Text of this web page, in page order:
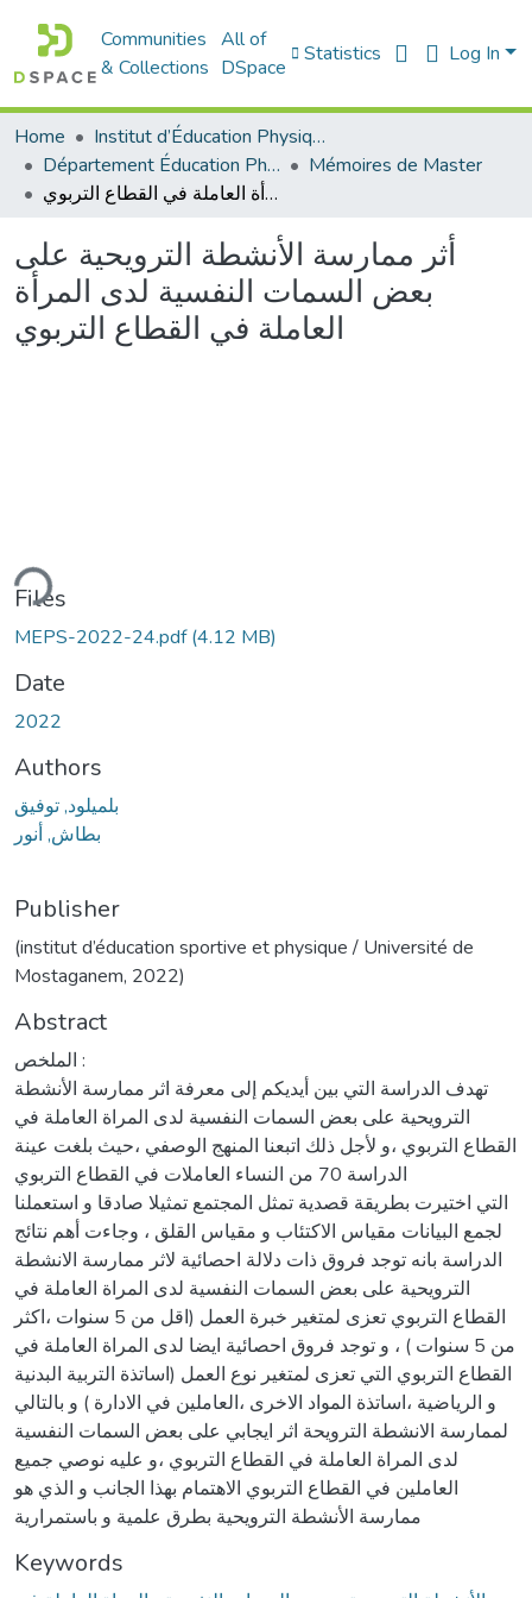
Communities
& Collections
All of
DSpace
Statistics Log In
Home
Institut d’Éducation Physique et Sportive
Département Éducation Physique et Sportive (EPS)
Mémoires de Master
أثر ممارسة الأنشطة الترويحية على بعض السمات النفسية لدى المرأة العاملة في القطاع التربوي
أثر ممارسة الأنشطة الترويحية على
بعض السمات النفسية لدى المرأة
العاملة في القطاع التربوي
Files
MEPS-2022-24.pdf(4.12 MB)
Date
2022
Authors
بلميلود, توفيق
بطاش, أنور
Publisher
(institut d’éducation sportive et physique / Université de
Mostaganem, 2022)
Abstract
الملخص :
تهدف الدراسة التي بين أيديكم إلى معرفة اثر ممارسة الأنشطة
الترويحية على بعض السمات النفسية لدى المراة العاملة في
القطاع التربوي ،و لأجل ذلك اتبعنا المنهج الوصفي ،حيث بلغت عينة
الدراسة 70 من النساء العاملات في القطاع التربوي
التي اختيرت بطريقة قصدية تمثل المجتمع تمثيلا صادقا و استعملنا
لجمع البيانات مقياس الاكتئاب و مقياس القلق ، وجاءت أهم نتائج
الدراسة بانه توجد فروق ذات دلالة احصائية لاثر ممارسة الانشطة
الترويحية على بعض السمات النفسية لدى المراة العاملة في
القطاع التربوي تعزى لمتغير خبرة العمل (اقل من 5 سنوات ،اكثر
من 5 سنوات ) ، و توجد فروق احصائية ايضا لدى المراة العاملة في
القطاع التربوي التي تعزى لمتغير نوع العمل (اساتذة التربية البدنية
و الرياضية ،اساتذة المواد الاخرى ،العاملين في الادارة ) و بالتالي
لممارسة الانشطة الترويحة اثر ايجابي على بعض السمات النفسية
لدى المراة العاملة في القطاع التربوي ،و عليه نوصي جميع
العاملين في القطاع التربوي الاهتمام بهذا الجانب و الذي هو
ممارسة الأنشطة الترويحية بطرق علمية و باستمرارية
Keywords